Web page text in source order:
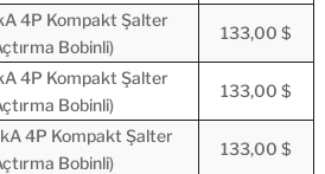
4P Kompakt Şalter
Bobinli)
133,00 $
4P Kompakt Şalter
Bobinli)
133,00 $
4P Kompakt Şalter
Bobinli)
133,00 $